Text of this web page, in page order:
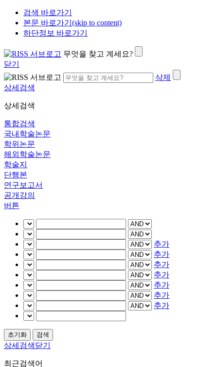
검색 바로가기
본문 바로가기(skip to content)
하단정보 바로가기
무엇을 찾고 계세요?
닫기
삭제
상세검색
상세검색
통합검색
국내학술논문
학위논문
해외학술논문
학술지
단행본
연구보고서
공개강의
버튼
추가
추가
추가
추가
추가
추가
추가
상세검색닫기
최근검색어